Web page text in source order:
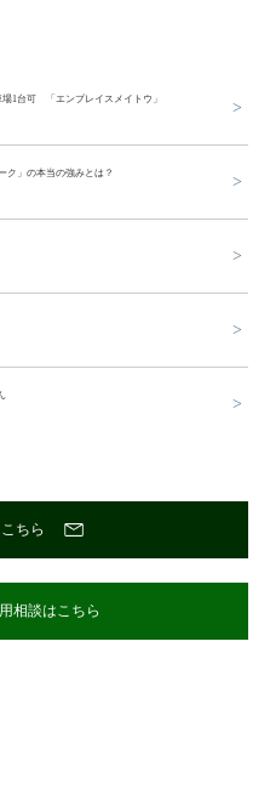
1台可 「エンプレイスメイトウ」
ク」の本当の強みとは？
ちら
相談はこちら